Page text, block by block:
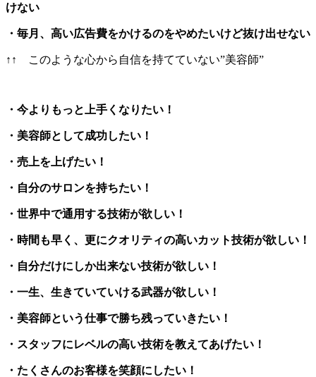
けない
・毎月、高い広告費をかけるのをやめたいけど抜け出せない
↑↑ このような心から自信を持てていない”美容師”
・今よりもっと上手くなりたい！
・美容師として成功したい！
・売上を上げたい！
・自分のサロンを持ちたい！
・世界中で通用する技術が欲しい！
・時間も早く、更にクオリティの高いカット技術が欲しい！
・自分だけにしか出来ない技術が欲しい！
・一生、生きていていける武器が欲しい！
・美容師という仕事で勝ち残っていきたい！
・スタッフにレベルの高い技術を教えてあげたい！
・たくさんのお客様を笑顔にしたい！